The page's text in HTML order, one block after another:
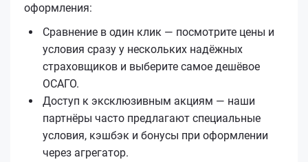
оформления:
Сравнение в один клик — посмотрите цены и
условия сразу у нескольких надёжных
страховщиков и выберите самое дешёвое
ОСАГО.
Доступ к эксклюзивным акциям — наши
партнёры часто предлагают специальные
условия, кэшбэк и бонусы при оформлении
через агрегатор.